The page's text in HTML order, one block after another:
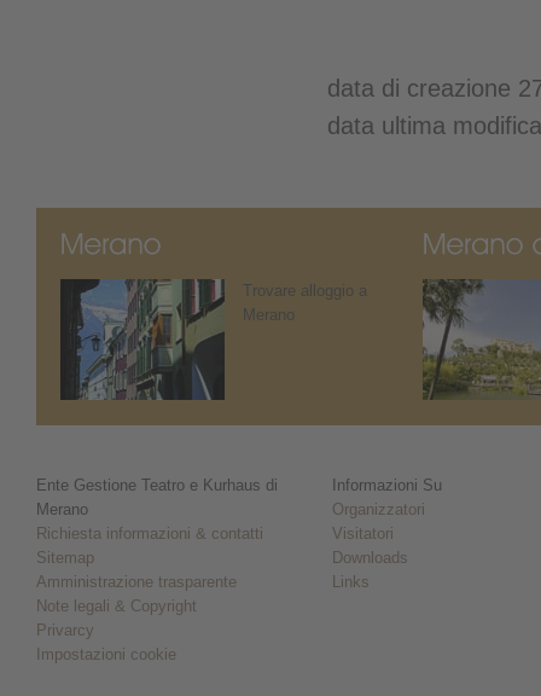
data di creazione
data ultima
Trovare alloggio a
Merano
Ente Gestione Teatro e Kurhaus di
Merano
Richiesta informazioni & contatti
Sitemap
Amministrazione trasparente
Note legali & Copyright
Privarcy
Impostazioni cookie
Informazioni Su
Organizzatori
Visitatori
Downloads
Links